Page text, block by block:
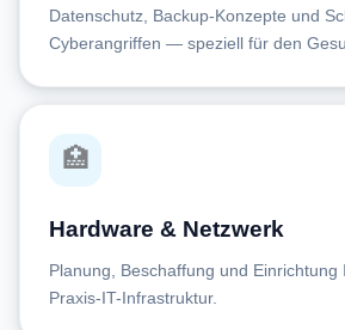
Datenschutz, Backup-Konzepte und
Cyberangriffen — speziell für den
🏥
Hardware & Netzwerk
Planung, Beschaffung und Einrichtung
Praxis-IT-Infrastruktur.